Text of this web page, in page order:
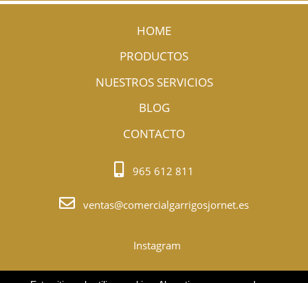
HOME
PRODUCTOS
NUESTROS SERVICIOS
BLOG
CONTACTO
965 612 811
ventas@comercialgarrigosjornet.es
Instagram
© Copyright 2022. Todos los derechos Reservados.